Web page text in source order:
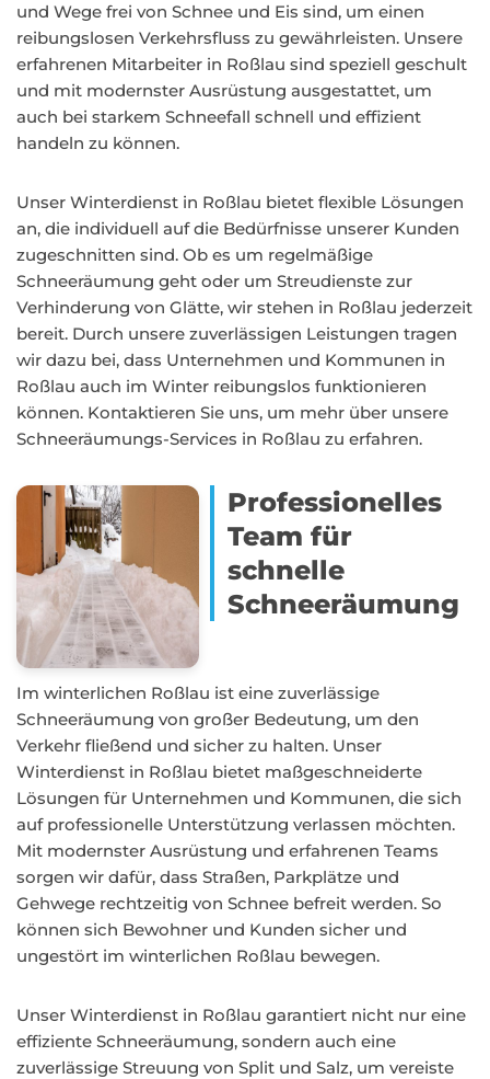
und Wege frei von Schnee und Eis sind, um einen
reibungslosen Verkehrsfluss zu gewährleisten. Unsere
erfahrenen Mitarbeiter in Roßlau sind speziell geschult
und mit modernster Ausrüstung ausgestattet, um
auch bei starkem Schneefall schnell und effizient
handeln zu können.
Unser Winterdienst in Roßlau bietet flexible Lösungen
an, die individuell auf die Bedürfnisse unserer Kunden
zugeschnitten sind. Ob es um regelmäßige
Schneeräumung geht oder um Streudienste zur
Verhinderung von Glätte, wir stehen in Roßlau jederzeit
bereit. Durch unsere zuverlässigen Leistungen tragen
wir dazu bei, dass Unternehmen und Kommunen in
Roßlau auch im Winter reibungslos funktionieren
können. Kontaktieren Sie uns, um mehr über unsere
Schneeräumungs-Services in Roßlau zu erfahren.
Professionelles
Team für
schnelle
Schneeräumung
Im winterlichen Roßlau ist eine zuverlässige
Schneeräumung von großer Bedeutung, um den
Verkehr fließend und sicher zu halten. Unser
Winterdienst in Roßlau bietet maßgeschneiderte
Lösungen für Unternehmen und Kommunen, die sich
auf professionelle Unterstützung verlassen möchten.
Mit modernster Ausrüstung und erfahrenen Teams
sorgen wir dafür, dass Straßen, Parkplätze und
Gehwege rechtzeitig von Schnee befreit werden. So
können sich Bewohner und Kunden sicher und
ungestört im winterlichen Roßlau bewegen.
Unser Winterdienst in Roßlau garantiert nicht nur eine
effiziente Schneeräumung, sondern auch eine
zuverlässige Streuung von Split und Salz, um vereiste